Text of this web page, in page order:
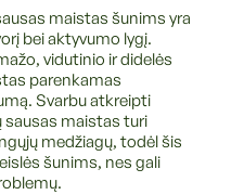
maistas šunims yra
bei aktyvumo lygį.
vidutinio ir didelės
parenkamas
Svarbu atkreipti
sausas maistas turi
medžiagų, todėl šis
šunims, nes gali